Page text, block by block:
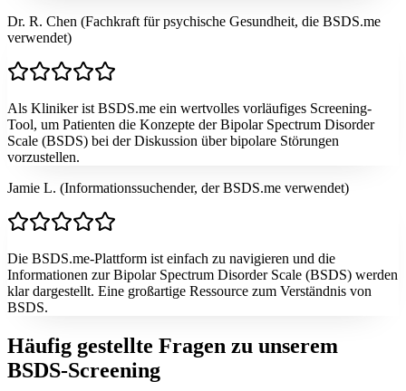
Dr. R. Chen (Fachkraft für psychische Gesundheit, die BSDS.me
verwendet)
Als Kliniker ist BSDS.me ein wertvolles vorläufiges Screening-
Tool, um Patienten die Konzepte der Bipolar Spectrum Disorder
Scale (BSDS) bei der Diskussion über bipolare Störungen
vorzustellen.
Jamie L. (Informationssuchender, der BSDS.me verwendet)
Die BSDS.me-Plattform ist einfach zu navigieren und die
Informationen zur Bipolar Spectrum Disorder Scale (BSDS) werden
klar dargestellt. Eine großartige Ressource zum Verständnis von
BSDS.
Häufig gestellte Fragen zu unserem
BSDS-Screening